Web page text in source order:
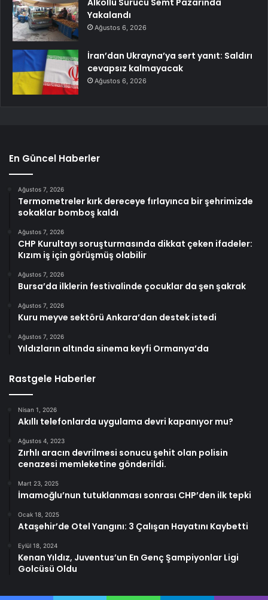
Alkollü Sürücü Semt Pazarında
Yakalandı
Ağustos 6, 2026
İran’dan Ukrayna’ya sert yanıt: Saldırı
cevapsız kalmayacak
Ağustos 6, 2026
En Güncel Haberler
Ağustos 7, 2026
Termometreler kırk dereceye fırlayınca bir şehrimizde
sokaklar bomboş kaldı
Ağustos 7, 2026
CHP Kurultayı soruşturmasında dikkat çeken ifadeler:
Kızım iş için görüşmüş olabilir
Ağustos 7, 2026
Bursa’da ilklerin festivalinde çocuklar da şen şakrak
Ağustos 7, 2026
Kuru meyve sektörü Ankara’dan destek istedi
Ağustos 7, 2026
Yıldızların altında sinema keyfi Ormanya’da
Rastgele Haberler
Nisan 1, 2026
Akıllı telefonlarda uygulama devri kapanıyor mu?
Ağustos 4, 2023
Zırhlı aracın devrilmesi sonucu şehit olan polisin
cenazesi memleketine gönderildi.
Mart 23, 2025
İmamoğlu’nun tutuklanması sonrası CHP’den ilk tepki
Ocak 18, 2025
Ataşehir’de Otel Yangını: 3 Çalışan Hayatını Kaybetti
Eylül 18, 2024
Kenan Yıldız, Juventus’un En Genç Şampiyonlar Ligi
Golcüsü Oldu